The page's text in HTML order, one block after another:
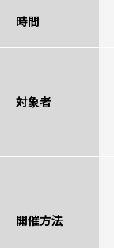
時間
対象者
開催方法